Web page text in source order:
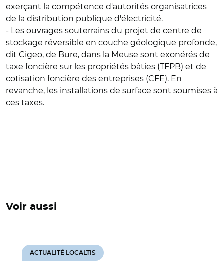
exerçant la compétence d'autorités organisatrices
de la distribution publique d'électricité.
- Les ouvrages souterrains du projet de centre de
stockage réversible en couche géologique profonde,
dit Cigeo, de Bure, dans la Meuse sont exonérés de
taxe foncière sur les propriétés bâties (TFPB) et de
cotisation foncière des entreprises (CFE). En
revanche, les installations de surface sont soumises à
ces taxes.
Voir aussi
ACTUALITÉ LOCALTIS